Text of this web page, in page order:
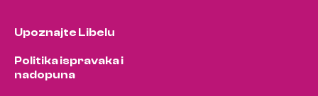
Upoznajte Libelu
Politika ispravaka i
nadopuna